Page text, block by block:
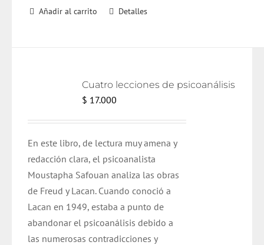
Añadir al carrito Detalles
Cuatro lecciones de psicoanálisis
$ 17.000
En este libro, de lectura muy amena y
redacción clara, el psicoanalista
Moustapha Safouan analiza las obras
de Freud y Lacan. Cuando conoció a
Lacan en 1949, estaba a punto de
abandonar el psicoanálisis debido a
las numerosas contradicciones y